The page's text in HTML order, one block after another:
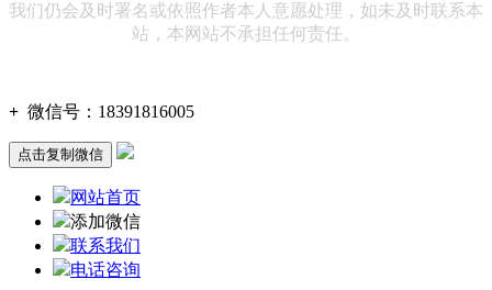
我们仍会及时署名或依照作者本人意愿处理，如未及时联系本
站，本网站不承担任何责任。
+ 微信号： 18391816005
点击复制微信
网站首页
添加微信
联系我们
电话咨询